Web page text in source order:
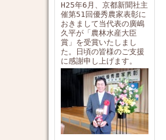
H25年6月、京都新聞社主
催第51回優秀農家表彰に
おきまして当代表の廣嶋
久平が「農林水産大臣
賞」を受賞いたしまし
た。日頃の皆様のご支援
に感謝申し上げます。